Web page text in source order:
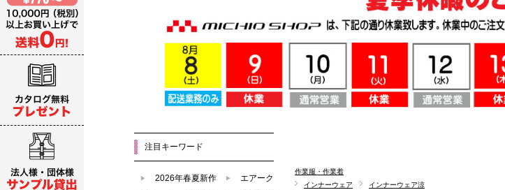
作業服・作業着
インナーウェア
インナーウェア涼
注目キーワード
2026年春夏新作
エアーク